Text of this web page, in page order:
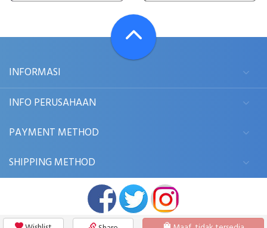
INFORMASI
INFO PERUSAHAAN
PAYMENT METHOD
SHIPPING METHOD